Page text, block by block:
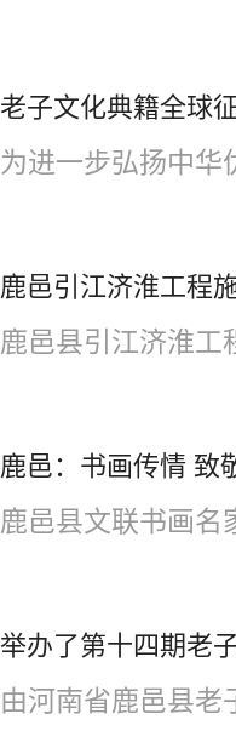
老子文化典籍全球
为进一步弘扬中华
鹿邑引江济淮工程
鹿邑县引江济淮工
鹿邑：书画传情 致
鹿邑县文联书画名
举办了第十四期老
由河南省鹿邑县老